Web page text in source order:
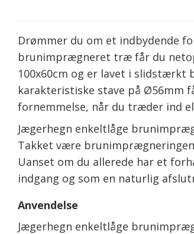
Drømmer du om et indbydende
brunimprægneret træ får du
100x60cm og er lavet i
karakteristiske stave på Ø56mm
fornemmelse, når du træder ind
Jægerhegn enkeltlåge
Takket være
Uanset om du allerede har et
indgang og som en naturlig
Anvendelse
Jægerhegn enkeltlåge